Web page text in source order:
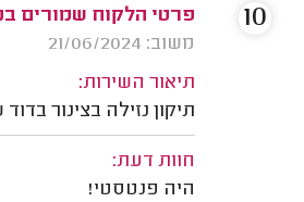
פרטי הלקוח שמורים
משוב: 21/06/2024
תיאור השירות:
תיקון נזילה בצינור
חוות דעת:
היה פנטסטי!
10